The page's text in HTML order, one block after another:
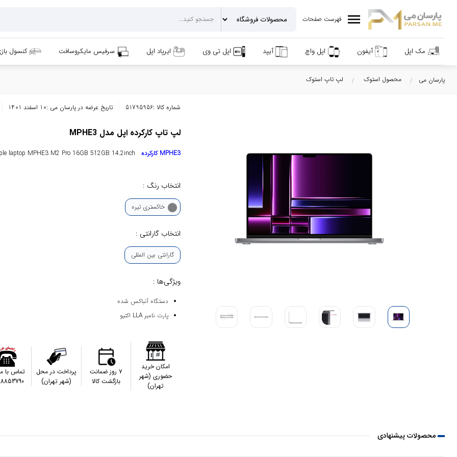
menu فهرست صفحات
مک اپل آیفون اپل واچ آیپد اپل تی وی ایرپاد اپل سرفیس مایکروسافت کنسول
پارسان می محصول استوک لپ تاپ استوک
شماره کالا :51795956 تاریخ عرضه در پارسان می :10 اسفند 1401
لپ تاپ کارکرده اپل مدل MPHE3
laptop MPHE3 M2 Pro 16GB 512GB 14.2inch کارکرده MPHE3
انتخاب رنگ :
خاکستری تیره
انتخاب گارانتی :
گارانتی بین المللی
ویژگی‌ها :
دستگاه آنباکس شده
پارت نامبر LLA اکتیو
امکان خرید
حضوری (شهر
تهران)
۷ روز ضمانت
بازگشت کالا
پرداخت در محل
(شهر تهران)
تماس با
محصولات پیشنهادی